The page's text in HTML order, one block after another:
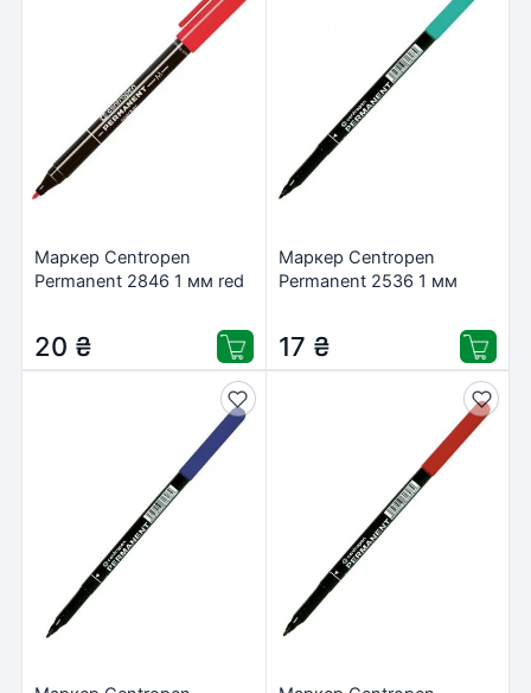
Маркер Centropen
Permanent 2846 1 мм red
20 ₴
Маркер Centropen
Permanent 2536 1 мм
17 ₴